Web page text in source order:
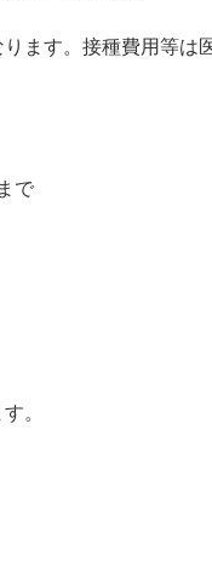
ます。接種費用等は
で
。